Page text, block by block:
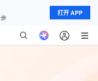
打开 APP